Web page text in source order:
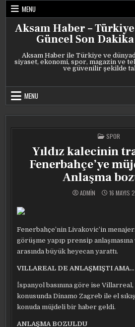
Skip
content
MENU
Aksam Haber –
Güncel Son
Aksam Haber ile Türkiye ve
siyaset, ekonomi, spor, magazin ve
ve güvenilir şekilde
MENU
POSTED
IN
SPOR
Yıldız kalecinin
Fenerbahçe’ye
Anlaşma
ADMIN 16 MAYIS
Fenerbahçe’nin Livakovic’in
görüşme yapıp prensip
arasında büyük heyecan yarattı.
VILLAREAL DE ANLAŞMIŞTI AMA…
İspanyol basınına göre ise
konusunda Dinamo Zagreb ile el
konuda müjdeli bir haber geldi.
ANLAŞMA BOZULDU